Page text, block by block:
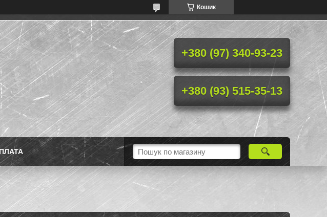
Кошик
+380 (97) 340-93-23
+380 (93) 515-35-13